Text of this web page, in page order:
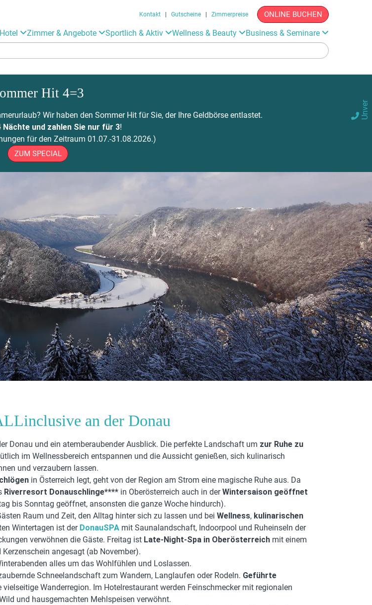
 U
e
r
b
i
n
d
l
i
c
A
r
a
g
Kontakt | Gutscheine | Zimmerpreise ONLINE BUCHEN
Zimmer & Angebote Sportlich & Aktiv Wellness & Beauty Business & Seminare
Hit 4=3
Wir haben den Sommer Hit für Sie, der Ihre Geldbörse entlastet.
Nächte und zahlen Sie nur für 3!
für den Zeitraum 01.07.-31.08.2026.)
ZUM SPECIAL
an der Donau
Donau und ein atemberaubender Ausblick. Die perfekte Landschaft um zur Ruhe zu
im Wellnessbereich entspannen und die Aussicht genießen, sich kulinarisch
und verzaubern lassen.
in Österreich legt, geht von der Region am Strom eine magische Ruhe aus. Da
Riverresort Donauschlinge****in Oberösterreich auch in derWintersaison geöffnet
bis Sonntag geöffnet, ansonsten die ganze Woche hindurch).
Raum und Zeit, den Alltag hinter sich zu lassen und bei Wellness, kulinarischen
Wintertagen ist der DonauSPA mit Saunalandschaft, Indoorpool und Ruheinseln der
verwöhnen die Gäste. Freitag ist Late-Night-Spa in Oberösterreichmit einem
Kerzenschein angesagt (ab November).
alles um das Wohlfühlen und Loslassen.
Schneelandschaft zum Wandern, Langlaufen oder Rodeln. Geführte
Wanderregion. Im Hotelrestaurant werden Feinschmecker mit regionalen
und hausgemachten Mehlspeisen verwöhnt.